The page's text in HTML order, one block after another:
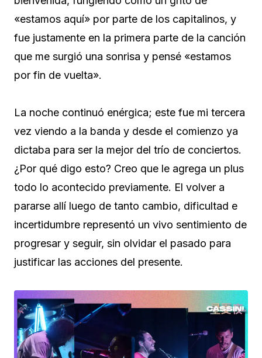
«estamos aquí» por parte de los capitalinos, y
fue justamente en la primera parte de la canción
que me surgió una sonrisa y pensé «estamos
por fin de vuelta».
La noche continuó enérgica; este fue mi tercera
vez viendo a la banda y desde el comienzo ya
dictaba para ser la mejor del trío de conciertos.
¿Por qué digo esto? Creo que le agrega un plus
todo lo acontecido previamente. El volver a
pararse allí luego de tanto cambio, dificultad e
incertidumbre representó un vivo sentimiento de
progresar y seguir, sin olvidar el pasado para
justificar las acciones del presente.